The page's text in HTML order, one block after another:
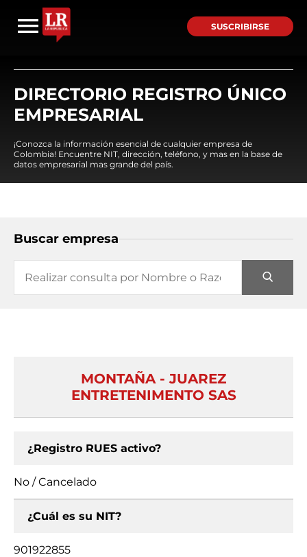
SUSCRIBIRSE
DIRECTORIO REGISTRO ÚNICO
EMPRESARIAL
¡Conozca la información esencial de cualquier empresa de
Colombia! Encuentre NIT, dirección, teléfono, y mas en la base de
datos empresarial mas grande del país.
Buscar empresa
MONTAÑA - JUAREZ
ENTRETENIMENTO SAS
¿Registro RUES activo?
No / Cancelado
¿Cuál es su NIT?
901922855